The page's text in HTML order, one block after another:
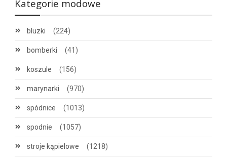
Kategorie modowe
bluzki (224)
bomberki (41)
koszule (156)
marynarki (970)
spódnice (1013)
spodnie (1057)
stroje kąpielowe (1218)